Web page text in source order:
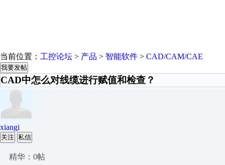
当前位置： 工控论坛 > 产品 > 智能软件 > CAD/CAM/CAE
我要发帖
CAD中怎么对线缆进行赋值和检查？
xiangi
关注 私信
精华：0帖